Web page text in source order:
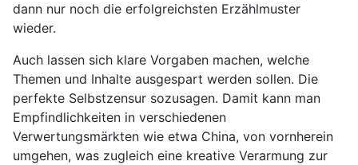
dann nur noch die erfolgreichsten Erzählmuster
wieder.
Auch lassen sich klare Vorgaben machen, welche
Themen und Inhalte ausgespart werden sollen. Die
perfekte Selbstzensur sozusagen. Damit kann man
Empfindlichkeiten in verschiedenen
Verwertungsmärkten wie etwa China, von vornherein
umgehen, was zugleich eine kreative Verarmung zur